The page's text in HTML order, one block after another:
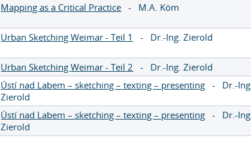
Mapping as a Critical Practice - M.A. Köm
Urban Sketching Weimar - Teil 1 - Dr.-Ing. Zierold
Urban Sketching Weimar - Teil 2 - Dr.-Ing. Zierold
Ústí nad Labem – sketching – texting – presenting - Dr.-Ing.
Zierold
Ústí nad Labem – sketching – texting – presenting - Dr.-Ing.
Zierold